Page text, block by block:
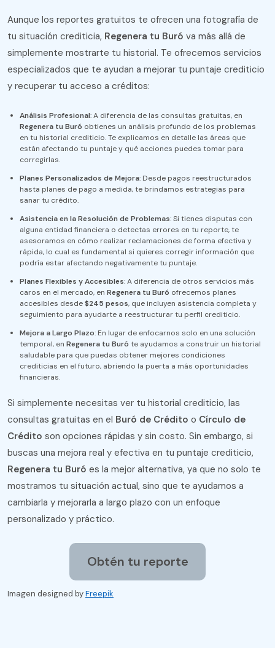
Aunque los reportes gratuitos te ofrecen una fotografía de
tu situación crediticia, Regenera tu Buró va más allá de
simplemente mostrarte tu historial. Te ofrecemos servicios
especializados que te ayudan a mejorar tu puntaje crediticio
y recuperar tu acceso a créditos:
Análisis Profesional: A diferencia de las consultas gratuitas, en
Regenera tu Buró obtienes un análisis profundo de los problemas
en tu historial crediticio. Te explicamos en detalle las áreas que
están afectando tu puntaje y qué acciones puedes tomar para
corregirlas.
Planes Personalizados de Mejora: Desde pagos reestructurados
hasta planes de pago a medida, te brindamos estrategias para
sanar tu crédito.
Asistencia en la Resolución de Problemas: Si tienes disputas con
alguna entidad financiera o detectas errores en tu reporte, te
asesoramos en cómo realizar reclamaciones de forma efectiva y
rápida, lo cual es fundamental si quieres corregir información que
podría estar afectando negativamente tu puntaje​.
Planes Flexibles y Accesibles: A diferencia de otros servicios más
caros en el mercado, en Regenera tu Buró ofrecemos planes
accesibles desde$245 pesos, que incluyen asistencia completa y
seguimiento para ayudarte a reestructurar tu perfil crediticio​.
Mejora a Largo Plazo: En lugar de enfocarnos solo en una solución
temporal, en Regenera tu Buró te ayudamos a construir un historial
saludable para que puedas obtener mejores condiciones
crediticias en el futuro, abriendo la puerta a más oportunidades
financieras​.
Si simplemente necesitas ver tu historial crediticio, las
consultas gratuitas en el Buró de Crédito o Círculo de
Crédito son opciones rápidas y sin costo. Sin embargo, si
buscas una mejora real y efectiva en tu puntaje crediticio,
Regenera tu Buró es la mejor alternativa, ya que no solo te
mostramos tu situación actual, sino que te ayudamos a
cambiarla y mejorarla a largo plazo con un enfoque
personalizado y práctico.
Obtén tu reporte
Imagen designed byFreepik